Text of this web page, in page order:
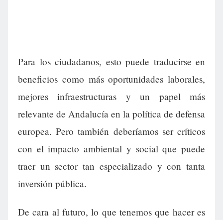
Para los ciudadanos, esto puede traducirse en
beneficios como más oportunidades laborales,
mejores infraestructuras y un papel más
relevante de Andalucía en la política de defensa
europea. Pero también deberíamos ser críticos
con el impacto ambiental y social que puede
traer un sector tan especializado y con tanta
inversión pública.
De cara al futuro, lo que tenemos que hacer es